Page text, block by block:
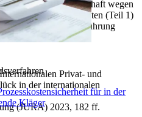
Konzernobergesellschaft wegen
Verkehrspflichten (Teil 1)
Unternehmensführung
Privat- und
in der internationalen
(JURA) 2023, 182 ff.
für in der
Kläger